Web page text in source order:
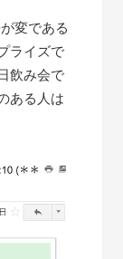
変である
ライズで
飲み会で
ある人は